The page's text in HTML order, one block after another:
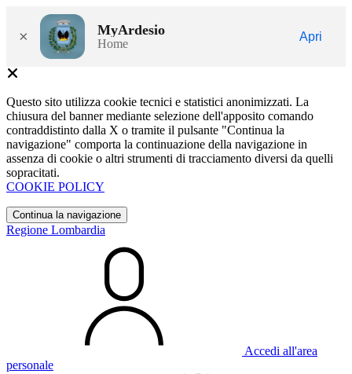
× MyArdesio
Home
Apri
Questo sito utilizza cookie tecnici e statistici anonimizzati. La
chiusura del banner mediante selezione dell'apposito comando
contraddistinto dalla X o tramite il pulsante "Continua la
navigazione" comporta la continuazione della navigazione in
assenza di cookie o altri strumenti di tracciamento diversi da quelli
sopracitati.
COOKIE POLICY
Continua la navigazione
Regione Lombardia
Accedi all'area
personale